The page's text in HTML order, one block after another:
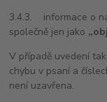
3.4.3. informace o
společně jen jako
V případě uvedení
chybu v psaní a
není uzavřena.